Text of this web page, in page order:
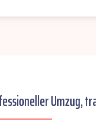
Umzug,